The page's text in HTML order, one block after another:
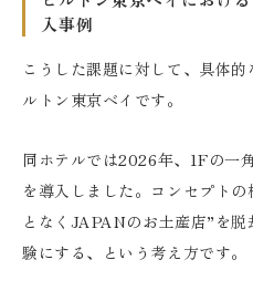
入事例
こうした課題に対して、具体
ルトン東京ベイです。
同ホテルでは2026年、1Fの一
を導入しました。コンセプト
となくJAPANのお土産店”を
験にする、という考え方です。